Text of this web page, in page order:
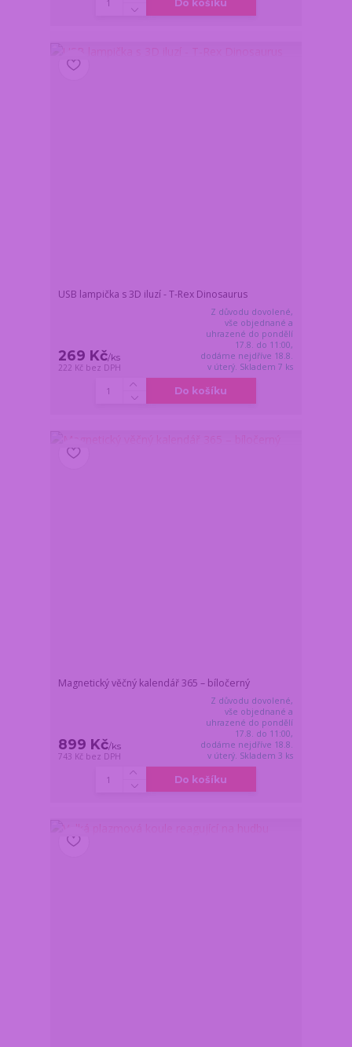
Do košíku
USB lampička s 3D iluzí - T-Rex Dinosaurus
269 Kč/ks
222 Kč bez DPH
Z důvodu dovolené,
vše objednané a
uhrazené do pondělí
17.8. do 11:00,
dodáme nejdříve 18.8.
v úterý. Skladem 7 ks
Do košíku
Magnetický věčný kalendář 365 – bíločerný
899 Kč/ks
743 Kč bez DPH
Z důvodu dovolené,
vše objednané a
uhrazené do pondělí
17.8. do 11:00,
dodáme nejdříve 18.8.
v úterý. Skladem 3 ks
Do košíku